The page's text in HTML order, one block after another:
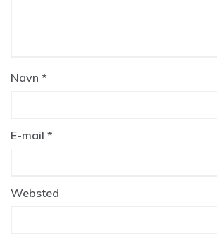
Navn *
E-mail *
Websted